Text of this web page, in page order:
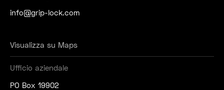
info@grip-lock.com
Visualizza su Maps
Ufficio aziendale
PO Box 19902